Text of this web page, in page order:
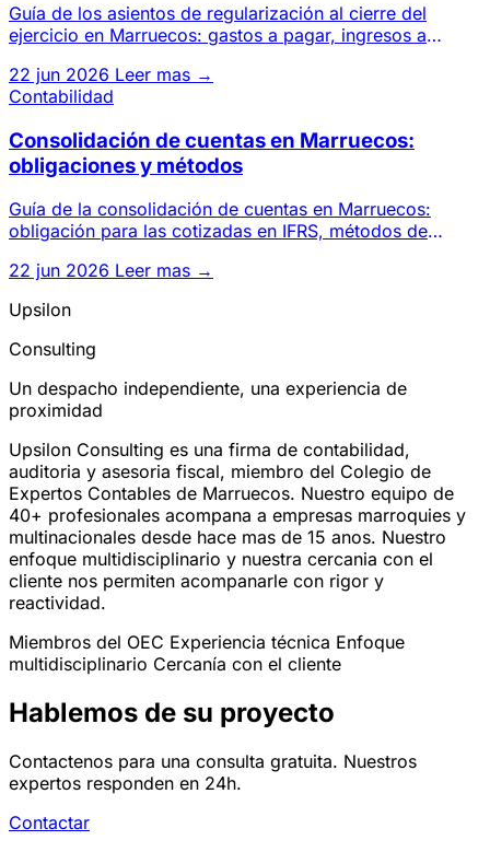
Guía de los asientos de regularización al cierre del
ejercicio en Marruecos: gastos a pagar, ingresos a
22 jun 2026 Leer mas →
Contabilidad
Consolidación de cuentas en Marruecos:
obligaciones y métodos
Guía de la consolidación de cuentas en Marruecos:
obligación para las cotizadas en IFRS, métodos de
22 jun 2026 Leer mas →
Upsilon
Consulting
Un despacho independiente, una experiencia de
proximidad
Upsilon Consulting es una firma de contabilidad,
auditoria y asesoria fiscal, miembro del Colegio de
Expertos Contables de Marruecos. Nuestro equipo de
40+ profesionales acompana a empresas marroquies y
multinacionales desde hace mas de 15 anos. Nuestro
enfoque multidisciplinario y nuestra cercania con el
cliente nos permiten acompanarle con rigor y
reactividad.
Miembros del OEC Experiencia técnica Enfoque
multidisciplinario Cercanía con el cliente
Hablemos de su proyecto
Contactenos para una consulta gratuita. Nuestros
expertos responden en 24h.
Contactar